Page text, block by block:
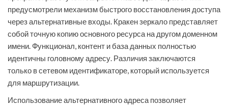
предусмотрели механизм быстрого восстановления доступа
через альтернативные входы. Кракен зеркало представляет
собой точную копию основного ресурса на другом доменном
имени. Функционал, контент и база данных полностью
идентичны головному адресу. Различия заключаются
только в сетевом идентификаторе, который используется
для маршрутизации.
Использование альтернативного адреса позволяет